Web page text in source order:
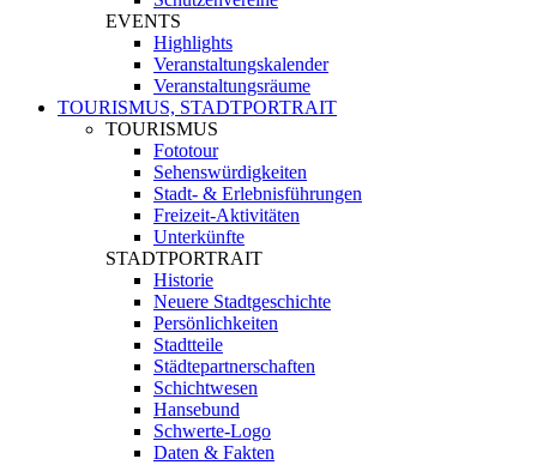
EVENTS
Highlights
Veranstaltungskalender
Veranstaltungsräume
TOURISMUS, STADTPORTRAIT
TOURISMUS
Fototour
Sehenswürdigkeiten
Stadt- & Erlebnisführungen
Freizeit-Aktivitäten
Unterkünfte
STADTPORTRAIT
Historie
Neuere Stadtgeschichte
Persönlichkeiten
Stadtteile
Städtepartnerschaften
Schichtwesen
Hansebund
Schwerte-Logo
Daten & Fakten